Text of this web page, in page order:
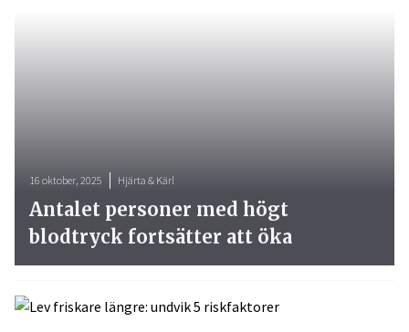
16 oktober, 2025 Hjärta & Kärl
Antalet personer med högt
blodtryck fortsätter att öka